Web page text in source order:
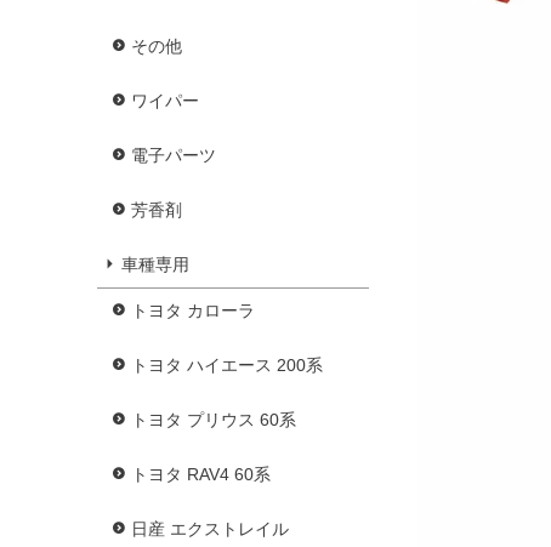
その他
ワイパー
電子パーツ
芳香剤
車種専用
トヨタ カローラ
トヨタ ハイエース 200系
トヨタ プリウス 60系
トヨタ RAV4 60系
日産 エクストレイル